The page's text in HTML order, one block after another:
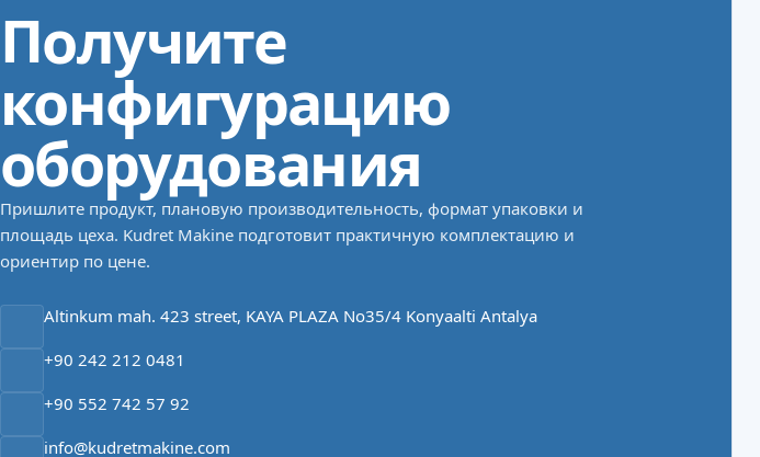
Получите
конфигурацию
оборудования
Пришлите продукт, плановую производительность, формат упаковки и
площадь цеха. Kudret Makine подготовит практичную комплектацию и
ориентир по цене.
Altinkum mah. 423 street, KAYA PLAZA No35/4 Konyaalti Antalya
+90 242 212 0481
+90 552 742 57 92
info@kudretmakine.com